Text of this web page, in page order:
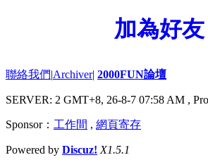
加為好友
聯絡我們|Archiver| 2000FUN論壇
SERVER: 2 GMT+8, 26-8-7 07:58 AM ,
Sponsor： 工作間 , 網頁寄存
Powered by Discuz! X1.5.1